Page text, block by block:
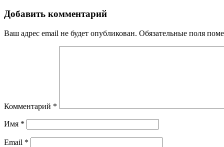
Добавить комментарий
Ваш адрес email не будет опубликован. Обязательные поля
Комментарий *
Имя *
Email *